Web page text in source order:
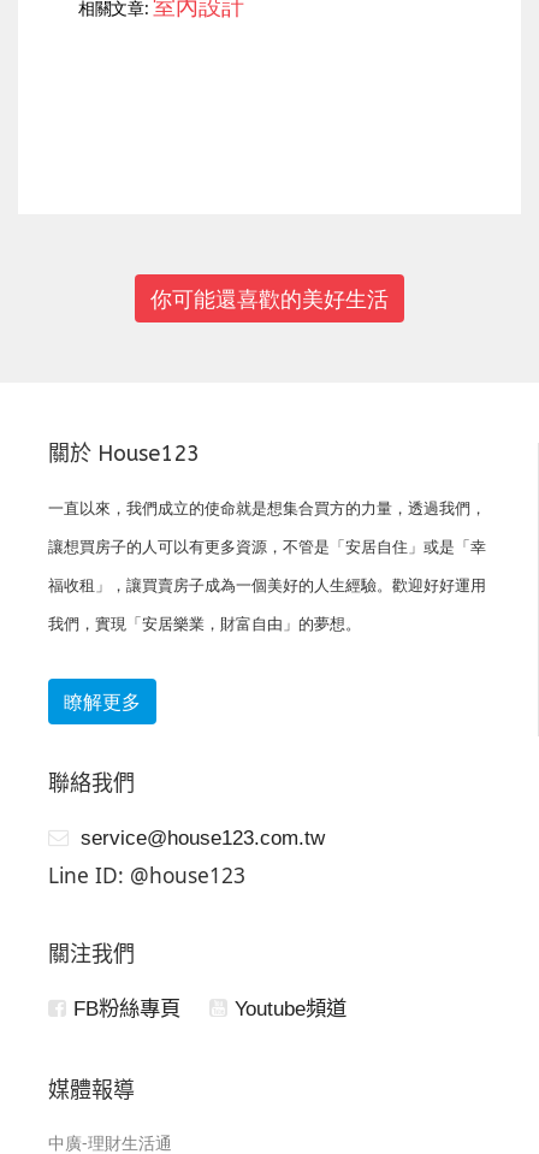
相關文章:
你可能還喜歡的美好生活
關於 House123
一直以來，我們成立的使命就是想集合買方的力量，透過我們，
讓想買房子的人可以有更多資源，不管是「安居自住」或是「幸
福收租」，讓買賣房子成為一個美好的人生經驗。歡迎好好運用
我們，實現「安居樂業，財富自由」的夢想。
瞭解更多
聯絡我們
service@house123.com.tw
Line ID: @house123
關注我們
FB粉絲專頁 Youtube頻道
媒體報導
中廣-理財生活通